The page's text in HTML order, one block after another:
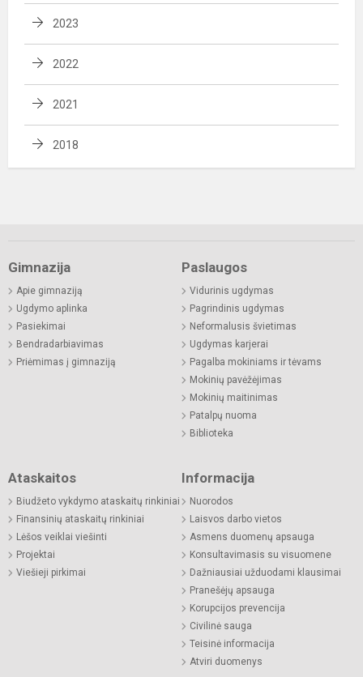
2023
2022
2021
2018
Gimnazija
Apie gimnaziją
Ugdymo aplinka
Pasiekimai
Bendradarbiavimas
Priėmimas į gimnaziją
Paslaugos
Vidurinis ugdymas
Pagrindinis ugdymas
Neformalusis švietimas
Ugdymas karjerai
Pagalba mokiniams ir tėvams
Mokinių pavėžėjimas
Mokinių maitinimas
Patalpų nuoma
Biblioteka
Ataskaitos
Biudžeto vykdymo ataskaitų rinkiniai
Finansinių ataskaitų rinkiniai
Lėšos veiklai viešinti
Projektai
Viešieji pirkimai
Informacija
Nuorodos
Laisvos darbo vietos
Asmens duomenų apsauga
Konsultavimasis su visuomene
Dažniausiai užduodami klausimai
Pranešėjų apsauga
Korupcijos prevencija
Civilinė sauga
Teisinė informacija
Atviri duomenys